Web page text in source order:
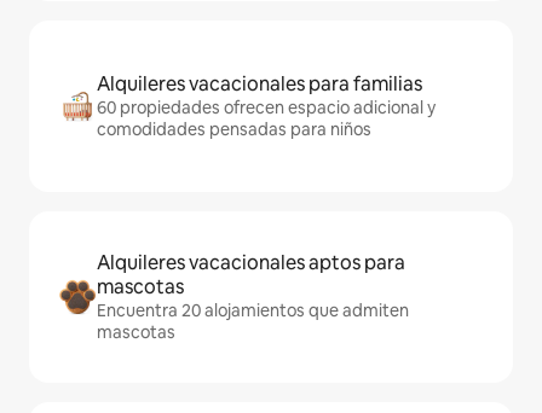
Alquileres vacacionales para familias
60 propiedades ofrecen espacio adicional y
comodidades pensadas para niños
Alquileres vacacionales aptos para
mascotas
Encuentra 20 alojamientos que admiten
mascotas